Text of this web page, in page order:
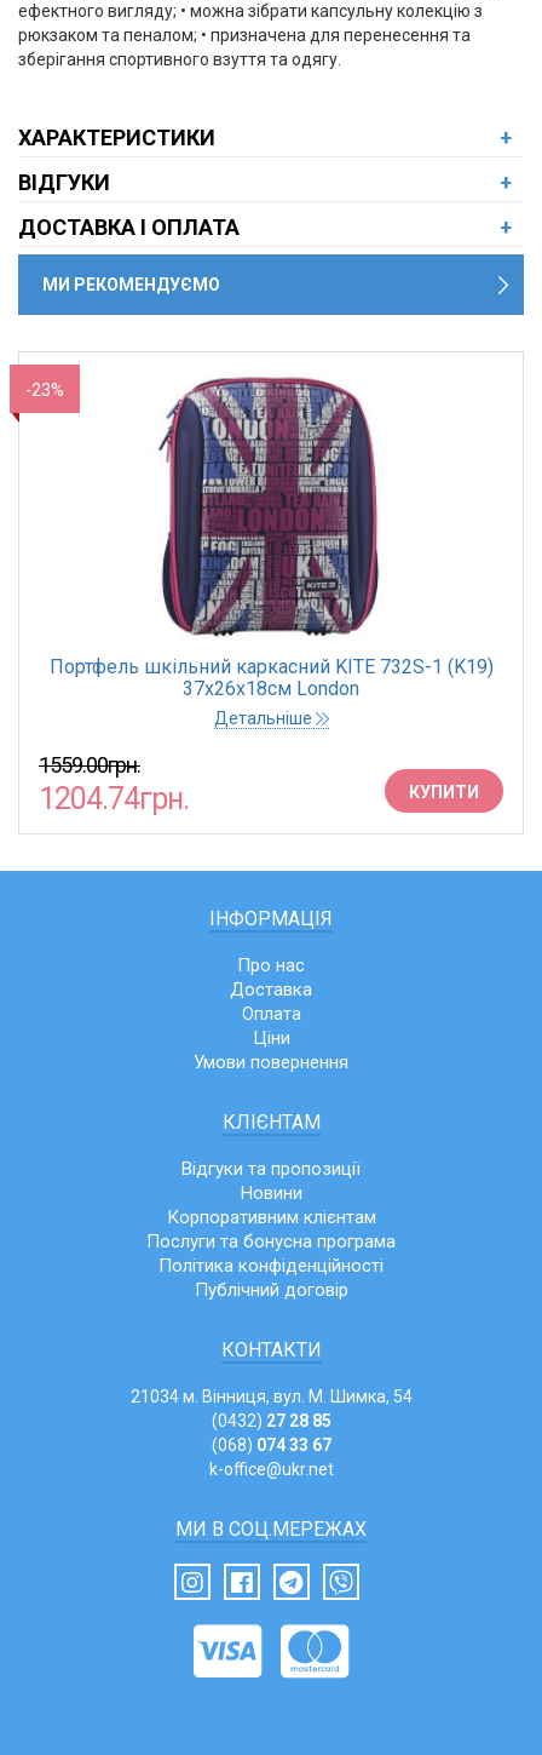
ефектного вигляду; • можна зібрати капсульну колекцію з
рюкзаком та пеналом; • призначена для перенесення та
зберігання спортивного взуття та одягу.
ХАРАКТЕРИСТИКИ
+
ВІДГУКИ
+
ДОСТАВКА І ОПЛАТА
+
МИ РЕКОМЕНДУЄМО
-23%
Портфель шкільний каркасний KITE 732S-1 (K19)
37х26х18см London
Детальніше
1559.00грн.
1204.74грн. КУПИТИ
ІНФОРМАЦІЯ
Про нас
Доставка
Оплата
Ціни
Умови повернення
КЛІЄНТАМ
Відгуки та пропозиції
Новини
Корпоративним клієнтам
Послуги та бонусна програма
Політика конфіденційності
Публічний договір
КОНТАКТИ
21034 м. Вінниця, вул. М. Шимка, 54
(0432) 27 28 85
(068) 074 33 67
k-office@ukr.net
МИ В СОЦ.МЕРЕЖАХ